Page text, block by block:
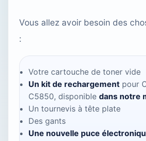
Vous allez avoir besoin des
:
Votre cartouche de toner vide
Un kit de rechargement pour
C5850, disponible dans notre
Un tournevis à tête plate
Des gants
Une nouvelle puce